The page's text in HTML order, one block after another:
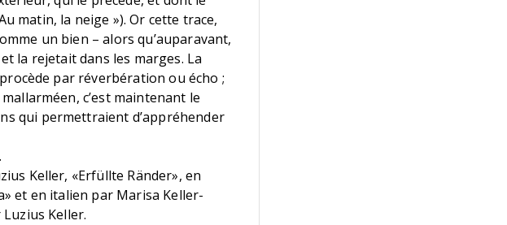
matin, la neige »). Or cette trace,
un bien – alors qu’auparavant,
la rejetait dans les marges. La
par réverbération ou écho ;
c’est maintenant le
qui permettraient d’appréhender
Keller, «Erfüllte Ränder», en
et en italien par Marisa Keller-
Keller.